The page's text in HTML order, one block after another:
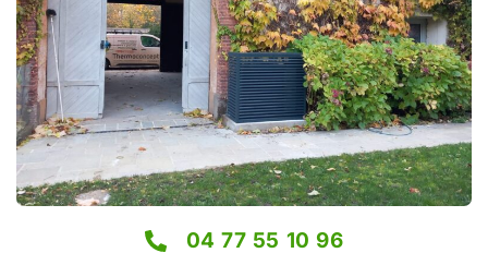
04 77 55 10 96